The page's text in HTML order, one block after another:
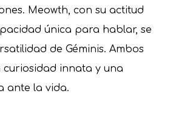
Meowth, con su actitud
única para hablar, se
de Géminis. Ambos
innata y una
ante la vida.